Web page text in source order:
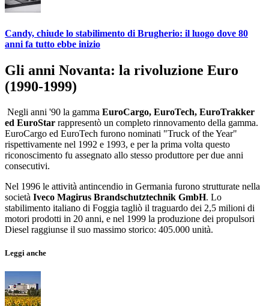
Candy, chiude lo stabilimento di Brugherio: il luogo dove 80
anni fa tutto ebbe inizio
Gli anni Novanta: la rivoluzione Euro
(1990-1999)
Negli anni '90 la gamma EuroCargo, EuroTech, EuroTrakker
ed EuroStar rappresentò un completo rinnovamento della gamma.
EuroCargo ed EuroTech furono nominati "Truck of the Year"
rispettivamente nel 1992 e 1993, e per la prima volta questo
riconoscimento fu assegnato allo stesso produttore per due anni
consecutivi.
Nel 1996 le attività antincendio in Germania furono strutturate nella
società Iveco Magirus Brandschutztechnik GmbH. Lo
stabilimento italiano di Foggia tagliò il traguardo dei 2,5 milioni di
motori prodotti in 20 anni, e nel 1999 la produzione dei propulsori
Diesel raggiunse il suo massimo storico: 405.000 unità.
Leggi anche